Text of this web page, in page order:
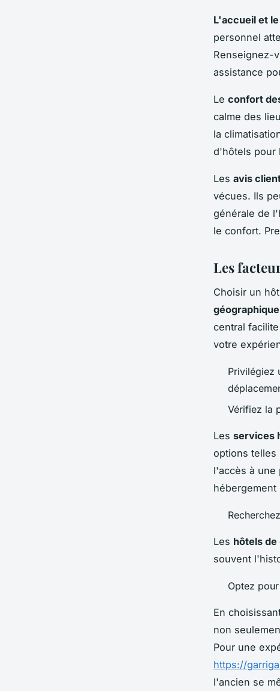
L'accueil et
personnel
Renseignez-
assistance
Le confort
calme des
la
d'hôtels pour
Les avis
vécues. Ils
générale de
le confort.
Les
Choisir un
géographique
central
votre
Privilégiez
Vérifiez la
Les services
options telles
l'accès à une
hébergement
Les hôtels de
souvent
Optez
En
non
Pour une
https://
l'ancien se